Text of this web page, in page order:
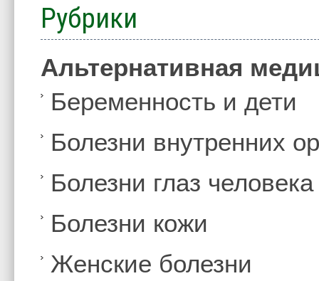
Рубрики
Альтернативная
Беременность и дети
Болезни внутренних
Болезни глаз человека
Болезни кожи
Женские болезни